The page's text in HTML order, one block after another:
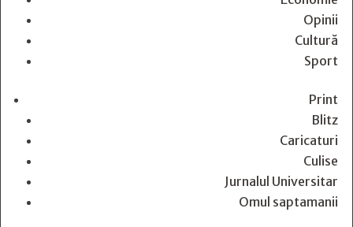
Opinii
Cultură
Sport
Print
Blitz
Caricaturi
Culise
Jurnalul Universitar
Omul saptamanii